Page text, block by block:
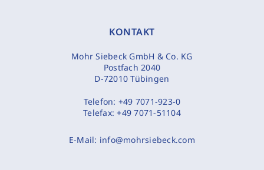
KONTAKT
Mohr Siebeck GmbH & Co. KG
Postfach 2040
D-72010 Tübingen
Telefon: +49 7071-923-0
Telefax:+49 7071-51104
E-Mail: info@mohrsiebeck.com